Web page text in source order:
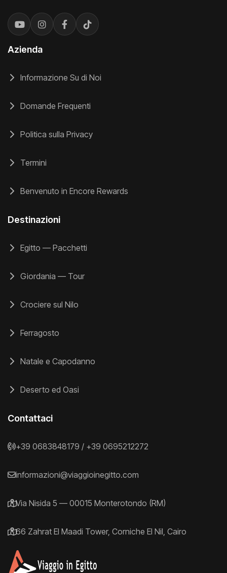
Azienda
Informazione Su di Noi
Domande Frequenti
Politica sulla Privacy
Termini
Benvenuto in Encore Rewards
Destinazioni
Egitto — Pacchetti
Giordania — Tour
Crociere sul Nilo
Ferragosto
Natale e Capodanno
Deserto ed Oasi
Contattaci
+39 0683848179 / +39 0695212272
informazioni@viaggioinegitto.com
Via Nisida 5 — 00015 Monterotondo (RM)
66 Zahrat El Maadi Tower, Corniche El Nil, Cairo